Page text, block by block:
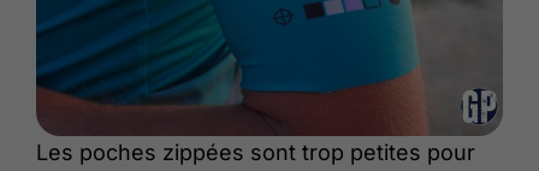
Les poches zippées sont trop petites pour